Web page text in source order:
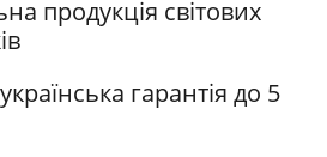
продукція світових
гарантія до 5